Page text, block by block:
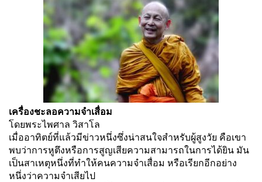
เครื่องชะลอความจำเสื่อม
โดยพระไพศาล วิสาโล
เมื่ออาทิตย์ที่แล้วมีข่าวหนึ่งซึ่งน่าสนใจสำหรับผู้สูงวัย คือเขา
พบว่าการหูตึงหรือการสูญเสียความสามารถในการได้ยิน มัน
เป็นสาเหตุหนึ่งที่ทำให้คนความจำเสื่อม หรือเรียกอีกอย่าง
หนึ่งว่าความจำเสียไป